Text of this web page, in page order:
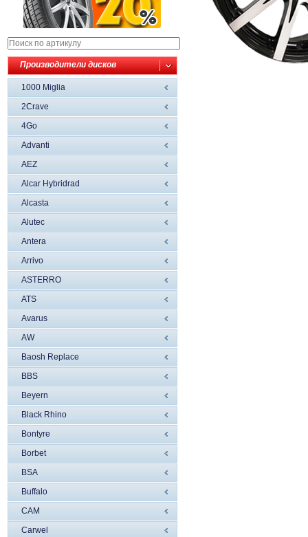
Производители дисков
1000 Miglia
2Crave
4Go
Advanti
AEZ
Alcar Hybridrad
Alcasta
Alutec
Antera
Arrivo
ASTERRO
ATS
Avarus
AW
Baosh Replace
BBS
Beyern
Black Rhino
Bontyre
Borbet
BSA
Buffalo
CAM
Carwel